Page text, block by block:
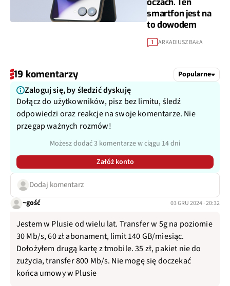
smartfon jest na
to dowodem
1 ARKADIUSZ BAŁA
19 komentarzy Popularne
Zaloguj się, by śledzić dyskuję
Dołącz do użytkowników, pisz bez limitu, śledź
odpowiedzi oraz reakcje na swoje komentarze. Nie
przegap ważnych rozmów!
Możesz dodać 3 komentarze w ciągu 14 dni
Załóż konto
Dodaj komentarz
~gość 03 GRU 2024 · 20:32
Jestem w Plusie od wielu lat. Transfer w 5g na poziomie
30 Mb/s, 60 zł abonament, limit 140 GB/miesiąc.
Dołożyłem drugą kartę z tmobile. 35 zł, pakiet nie do
zużycia, transfer 800 Mb/s. Nie mogę się doczekać
końca umowy w Plusie